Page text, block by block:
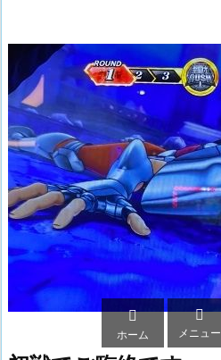

ホーム

メニュー